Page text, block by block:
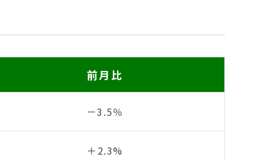
前月比
－3.5％
＋2.3%